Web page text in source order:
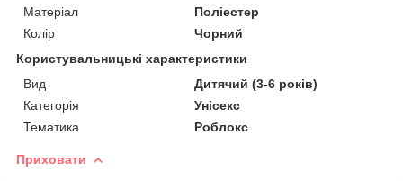
Матеріал
Поліестер
Колір
Чорний
Користувальницькі характеристики
Вид
Дитячий (3-6 років)
Категорія
Унісекс
Тематика
Роблокс
Приховати